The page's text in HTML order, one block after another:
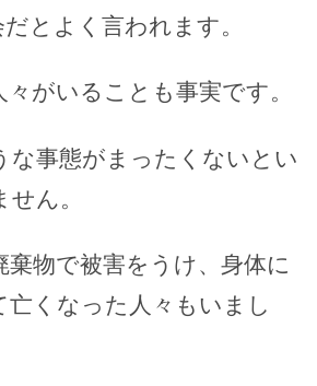
とよく言われます。
がいることも事実です。
な事態がまったくないとい
ん。
棄物で被害をうけ、身体に
亡くなった人々もいまし